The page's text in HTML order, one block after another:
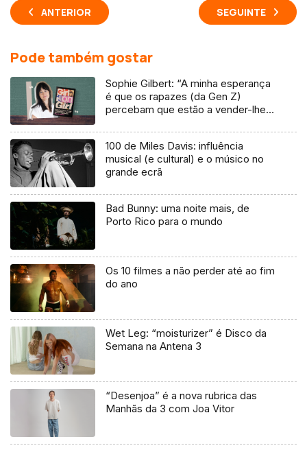
ANTERIOR SEGUINTE
Pode também gostar
Sophie Gilbert: “A minha esperança
é que os rapazes (da Gen Z)
percebam que estão a vender-lhes
100 de Miles Davis: influência
musical (e cultural) e o músico no
grande ecrã
Bad Bunny: uma noite mais, de
Porto Rico para o mundo
Os 10 filmes a não perder até ao fim
do ano
Wet Leg: “moisturizer” é Disco da
Semana na Antena 3
“Desenjoa” é a nova rubrica das
Manhãs da 3 com Joa Vitor